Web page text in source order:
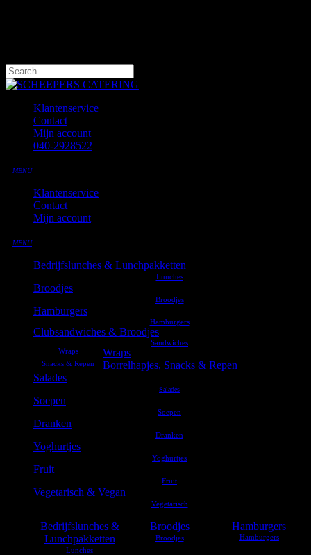
Close
Klantenservice
Contact
Mijn account
040-2928522
MENU
Klantenservice
Contact
Mijn account
MENU
Bedrijfslunches & Lunchpakketten
Broodjes
Hamburgers
Clubsandwiches & Broodjes
Wraps
Borrelhapjes, Snacks & Repen
Salades
Soepen
Dranken
Yoghurtjes
Fruit
Vegetarisch & Vegan
Bedrijfslunches &
Lunchpakketten
Broodjes Hamburgers